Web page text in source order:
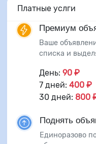
Платные услги
Премиум
Ваше
списка и
День: 90 ₽
7 дней: 400 ₽
30 дней: 800
Поднять
Единоразово